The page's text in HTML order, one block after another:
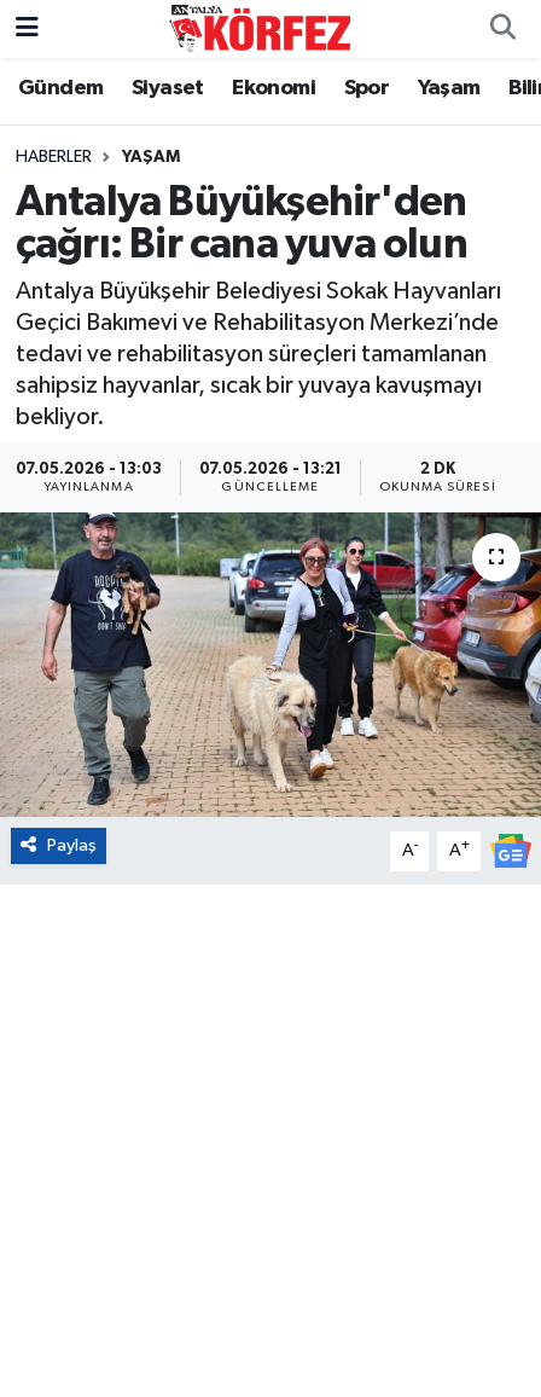
Gündem Siyaset Ekonomi Spor Yaşam
HABERLER YAŞAM
Antalya Büyükşehir'den
çağrı: Bir cana yuva olun
Antalya Büyükşehir Belediyesi Sokak Hayvanları
Geçici Bakımevi ve Rehabilitasyon Merkezi’nde
tedavi ve rehabilitasyon süreçleri tamamlanan
sahipsiz hayvanlar, sıcak bir yuvaya kavuşmayı
bekliyor.
07.05.2026 - 13:03
YAYINLANMA
07.05.2026 - 13:21
GÜNCELLEME
2 DK
OKUNMA SÜRESI
Paylaş A- A+
Gündem
Siyaset
Yerel Yönetim
Yaşam
Asayiş
Dünya
Eğitim
Sağlık
Magazin
Turizm
Çevre
Nöbetçi Eczaneler
Hava Durumu
Trafik Durumu
Son Dakika Haberleri
Haber Arşivi